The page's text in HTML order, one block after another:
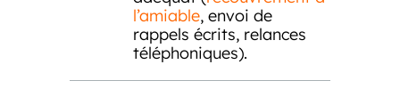
l’amiable, envoi de
rappels écrits, relances
téléphoniques).